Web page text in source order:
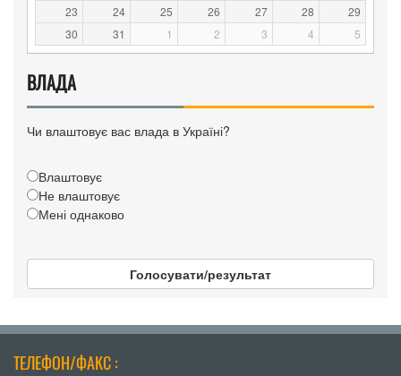
23
24 25 26 27 28
29
30
31 1 2 3 4 5
ВЛАДА
Чи влаштовує вас влада в Україні?
Влаштовує
Не влаштовує
Мені однаково
Голосувати/результат
ТЕЛЕФОН/ФАКС :